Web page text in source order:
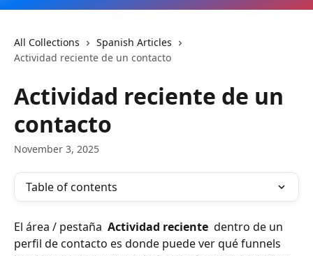
All Collections
Spanish Articles
Actividad reciente de un contacto
Actividad reciente de un
contacto
November 3, 2025
Table of contents
El área / pestaña Actividad reciente dentro de un
perfil de contacto es donde puede ver qué funnels